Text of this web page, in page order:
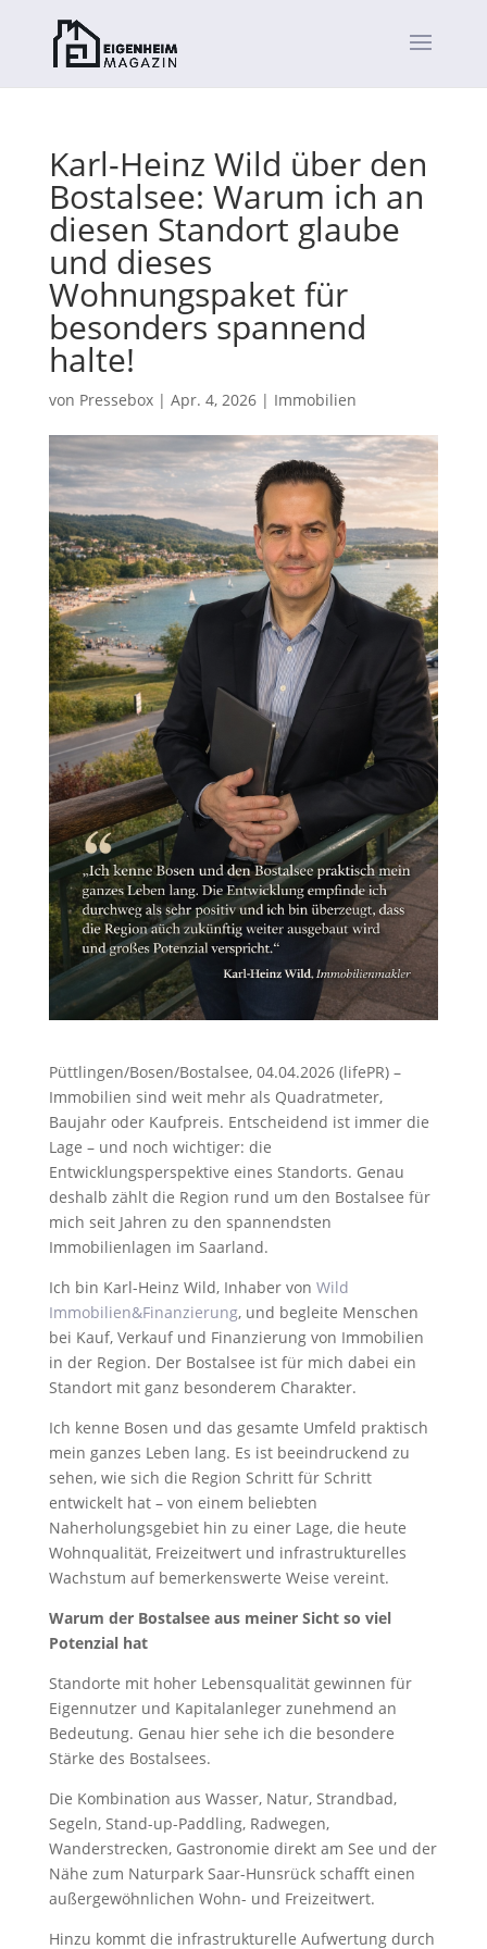
Karl-Heinz Wild über den
Bostalsee: Warum ich an
diesen Standort glaube
und dieses
Wohnungspaket für
besonders spannend
halte!
von Pressebox| Apr. 4, 2026| Immobilien
Püttlingen/Bosen/Bostalsee, 04.04.2026 (lifePR) –
Immobilien sind weit mehr als Quadratmeter,
Baujahr oder Kaufpreis. Entscheidend ist immer die
Lage – und noch wichtiger: die
Entwicklungsperspektive eines Standorts. Genau
deshalb zählt die Region rund um den Bostalsee für
mich seit Jahren zu den spannendsten
Immobilienlagen im Saarland.
Ich bin Karl-Heinz Wild, Inhaber von Wild
Immobilien&Finanzierung, und begleite Menschen
bei Kauf, Verkauf und Finanzierung von Immobilien
in der Region. Der Bostalsee ist für mich dabei ein
Standort mit ganz besonderem Charakter.
Ich kenne Bosen und das gesamte Umfeld praktisch
mein ganzes Leben lang. Es ist beeindruckend zu
sehen, wie sich die Region Schritt für Schritt
entwickelt hat – von einem beliebten
Naherholungsgebiet hin zu einer Lage, die heute
Wohnqualität, Freizeitwert und infrastrukturelles
Wachstum auf bemerkenswerte Weise vereint.
Warum der Bostalsee aus meiner Sicht so viel
Potenzial hat
Standorte mit hoher Lebensqualität gewinnen für
Eigennutzer und Kapitalanleger zunehmend an
Bedeutung. Genau hier sehe ich die besondere
Stärke des Bostalsees.
Die Kombination aus Wasser, Natur, Strandbad,
Segeln, Stand-up-Paddling, Radwegen,
Wanderstrecken, Gastronomie direkt am See und der
Nähe zum Naturpark Saar-Hunsrück schafft einen
außergewöhnlichen Wohn- und Freizeitwert.
Hinzu kommt die infrastrukturelle Aufwertung durch